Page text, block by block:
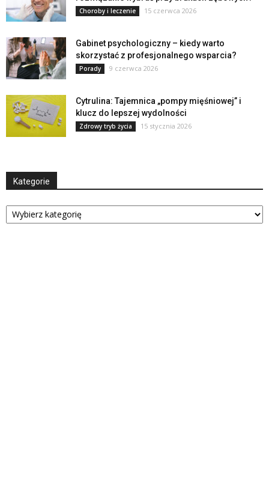
Choroby i leczenie 15 czerwca 2026
Gabinet psychologiczny – kiedy warto
skorzystać z profesjonalnego wsparcia?
Porady 9 czerwca 2026
Cytrulina: Tajemnica „pompy mięśniowej” i
klucz do lepszej wydolności
Zdrowy tryb życia 15 stycznia 2026
Kategorie
Kategorie